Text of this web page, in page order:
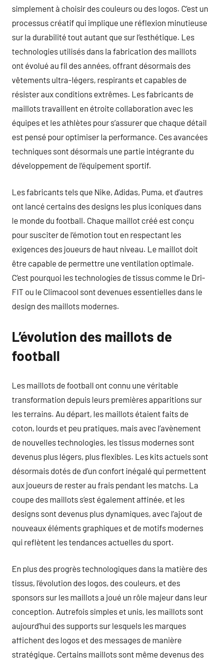
simplement à choisir des couleurs ou des logos. C’est un
processus créatif qui implique une réflexion minutieuse
sur la durabilité tout autant que sur l’esthétique. Les
technologies utilisés dans la fabrication des maillots
ont évolué au fil des années, offrant désormais des
vêtements ultra-légers, respirants et capables de
résister aux conditions extrêmes. Les fabricants de
maillots travaillent en étroite collaboration avec les
équipes et les athlètes pour s’assurer que chaque détail
est pensé pour optimiser la performance. Ces avancées
techniques sont désormais une partie intégrante du
développement de l’équipement sportif.
Les fabricants tels que Nike, Adidas, Puma, et d’autres
ont lancé certains des designs les plus iconiques dans
le monde du football. Chaque maillot créé est conçu
pour susciter de l’émotion tout en respectant les
exigences des joueurs de haut niveau. Le maillot doit
être capable de permettre une ventilation optimale.
C’est pourquoi les technologies de tissus comme le Dri-
FIT ou le Climacool sont devenues essentielles dans le
design des maillots modernes.
L’évolution des maillots de
football
Les maillots de football ont connu une véritable
transformation depuis leurs premières apparitions sur
les terrains. Au départ, les maillots étaient faits de
coton, lourds et peu pratiques, mais avec l’avènement
de nouvelles technologies, les tissus modernes sont
devenus plus légers, plus flexibles. Les kits actuels sont
désormais dotés de d’un confort inégalé qui permettent
aux joueurs de rester au frais pendant les matchs. La
coupe des maillots s’est également affinée, et les
designs sont devenus plus dynamiques, avec l’ajout de
nouveaux éléments graphiques et de motifs modernes
qui reflètent les tendances actuelles du sport.
En plus des progrès technologiques dans la matière des
tissus, l’évolution des logos, des couleurs, et des
sponsors sur les maillots a joué un rôle majeur dans leur
conception. Autrefois simples et unis, les maillots sont
aujourd’hui des supports sur lesquels les marques
affichent des logos et des messages de manière
stratégique. Certains maillots sont même devenus des